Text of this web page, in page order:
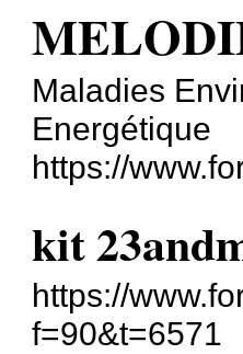
Maladies
Energétique
https://
kit
https://
f=90&t=6571